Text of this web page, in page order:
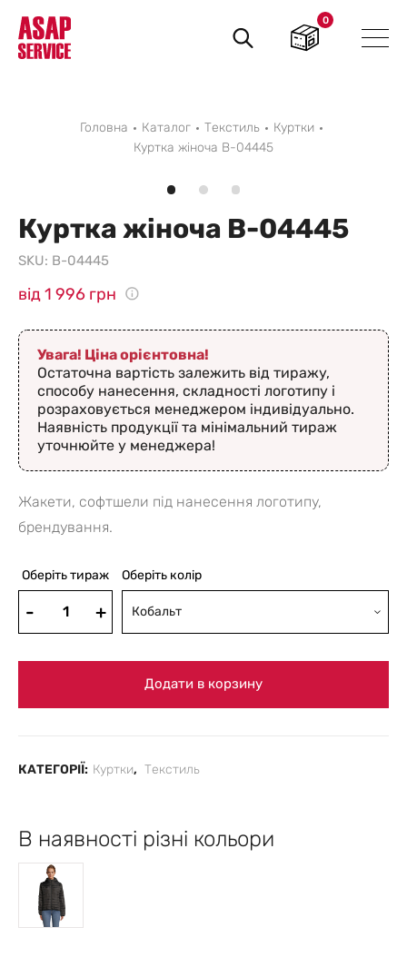
Пошук
товарів
0
Головна Каталог Текстиль
Куртки
Куртка жіноча B-04445
Куртка жіноча B-04445
SKU: B-04445
від 1 996 грн
Увага! Ціна орієнтовна!
Остаточна вартість залежить від тиражу,
способу нанесення, складності логотипу і
розраховується менеджером індивідуально.
Наявність продукції та мінімальний тираж
уточнюйте у менеджера!
Жакети, софтшели під нанесення логотипу,
брендування.
Оберіть тираж Оберіть колір
Кобальт
Додати в корзину
КАТЕГОРІЇ: Куртки, Текстиль
В наявності різні кольори